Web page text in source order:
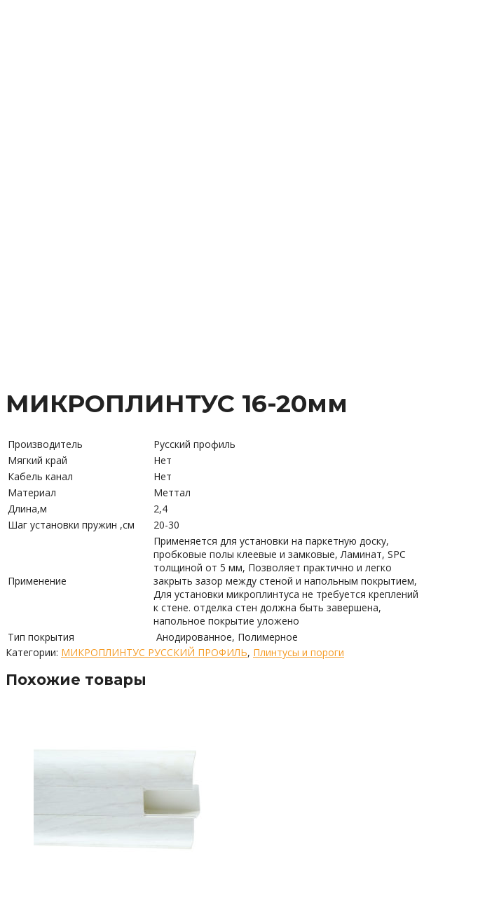
МИКРОПЛИНТУС 16-20мм
Производитель
Русский профиль
Мягкий край
Нет
Кабель канал
Нет
Материал
Меттал
Длина,м
2,4
Шаг установки пружин ,см
20-30
Применение
Применяется для установки на паркетную доску,
пробковые полы клеевые и замковые, Ламинат, SPC
толщиной от 5 мм, Позволяет практично и легко
закрыть зазор между стеной и напольным покрытием,
Для установки микроплинтуса не требуется креплений
к стене. отделка стен должна быть завершена,
напольное покрытие уложено
Тип покрытия
Анодированное, Полимерное
Категории: МИКРОПЛИНТУС РУССКИЙ ПРОФИЛЬ, Плинтусы и пороги
Похожие товары